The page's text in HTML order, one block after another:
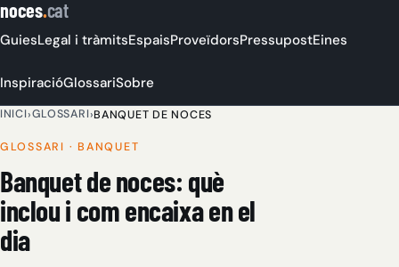
noces.cat
GuiesLegal i tràmitsEspaisProveïdorsPressupostEines
InspiracióGlossariSobre
INICI›GLOSSARI›BANQUET DE NOCES
GLOSSARI · BANQUET
Banquet de noces: què
inclou i com encaixa en el
dia